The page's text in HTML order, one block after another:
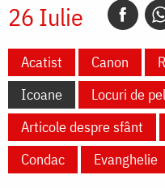
26 Iulie
Acatist Canon
Icoane
Locuri de
Articole despre sfânt
Condac
Evanghelie